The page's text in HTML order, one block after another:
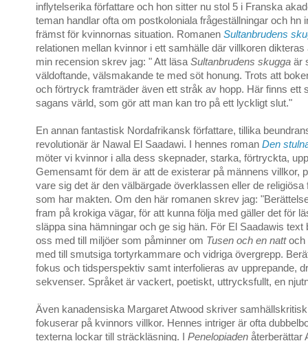
inflytelserika författare och hon sitter nu stol 5 i Franska
teman handlar ofta om postkoloniala frågeställningar och hn
främst för kvinnornas situation. Romanen Sultanbrudens
relationen mellan kvinnor i ett samhälle där villkoren dikteras
min recension skrev jag: " Att läsa Sultanbrudens skugga är
väldoftande, välsmakande te med söt honung. Trots att
och förtryck framträder även ett stråk av hopp. Här finns ett
sagans värld, som gör att man kan tro på ett lyckligt slut."
En annan fantastisk Nordafrikansk författare, tillika
revolutionär är Nawal El Saadawi. I hennes roman Den
möter vi kvinnor i alla dess skepnader, starka, förtryckta,
Gemensamt för dem är att de existerar på männens villkor,
vare sig det är den välbärgade överklassen eller de religiösa
som har makten. Om den här romanen skrev jag:
fram på krokiga vägar, för att kunna följa med gäller det för
släppa sina hämningar och ge sig hän. För El Saadawis text
oss med till miljöer som påminner om Tusen och en nattoch
med till smutsiga tortyrkammare och vidriga övergrepp.
fokus och tidsperspektiv samt interfolieras av upprepande,
sekvenser. Språket är vackert, poetiskt, uttrycksfullt, en
Även kanadensiska Margaret Atwood skriver
fokuserar på kvinnors villkor. Hennes intriger är ofta
texterna lockar till sträckläsning. I Penelopiaden återberättar